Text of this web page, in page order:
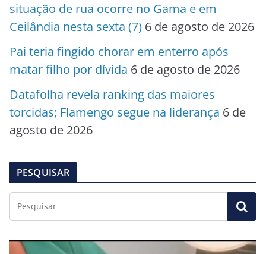
situação de rua ocorre no Gama e em
Ceilândia nesta sexta (7) 6 de agosto de 2026
Pai teria fingido chorar em enterro após
matar filho por dívida 6 de agosto de 2026
Datafolha revela ranking das maiores
torcidas; Flamengo segue na liderança 6 de
agosto de 2026
PESQUISAR